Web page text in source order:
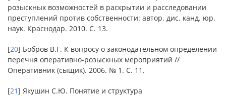
розыскных возможностей в раскрытии и расследовании
преступлений против собственности: автор. дис. канд. юр.
наук. Краснодар. 2010. С. 13.
[20] Бобров В.Г. К вопросу о законодательном определении
перечня оперативно-розыскных мероприятий //
Оперативник (сыщик). 2006. № 1. С. 11.
[21] Якушин С.Ю. Понятие и структура